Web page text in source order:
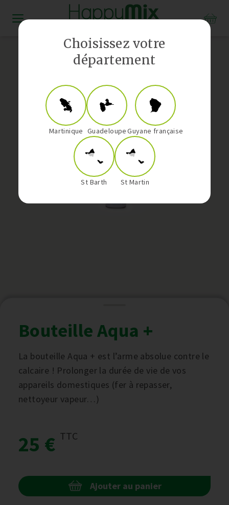
Bouteille Aqua +
La bouteille Aqua + est l’arme absolue contre le
calcaire ! Prolonger la durée de vie de vos
appareils domestiques (fer à repasser,
nettoyeur vapeur…)
25 € TTC
Ajouter au panier
Choisissez votre
département
Martinique GuadeloupeGuyane française
St Barth St Martin